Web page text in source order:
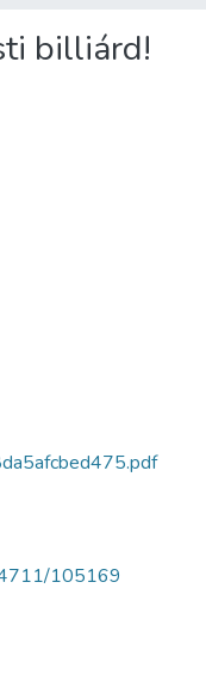
billiárd!
105169